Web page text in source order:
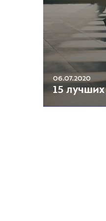
06.07.2020
15